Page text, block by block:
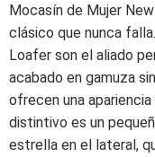
Mocasín de Mujer
clásico que nunca
Loafer son el aliado
acabado en gamuza
ofrecen una
distintivo es un
estrella en el lateral,